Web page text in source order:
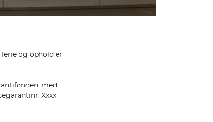
og ophold er
med
Xxxx